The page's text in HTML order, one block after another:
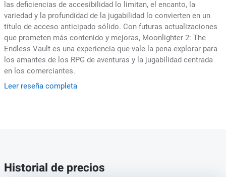
las deficiencias de accesibilidad lo limitan, el encanto, la
variedad y la profundidad de la jugabilidad lo convierten en un
título de acceso anticipado sólido. Con futuras actualizaciones
que prometen más contenido y mejoras, Moonlighter 2: The
Endless Vault es una experiencia que vale la pena explorar para
los amantes de los RPG de aventuras y la jugabilidad centrada
en los comerciantes.
Leer reseña completa
Historial de precios